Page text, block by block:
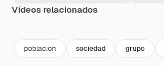
Vídeos relacionados
poblacion sociedad grupo